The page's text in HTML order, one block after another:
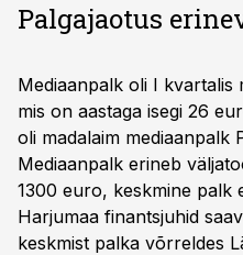
Palgajaotus
Mediaanpalk oli I kvartalis
mis on aastaga isegi 26
oli madalaim mediaanpalk
Mediaanpalk erineb
1300 euro, keskmine palk
Harjumaa finantsjuhid
keskmist palka võrreldes